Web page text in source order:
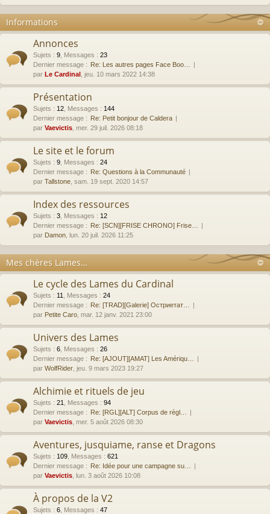
Informations
Annonces
Sujets : 9 Messages : 23
Dernier message : Re: Les autres pages Face Boo…
par Le Cardinal , jeu. 10 mars 2022 14:38
Présentation
Sujets : 12 Messages : 144
Dernier message : Re: Petit bonjour de Caldera
par Vaevictis , mer. 29 juil. 2026 08:18
Le site et le forum
Sujets : 9 Messages : 24
Dernier message : Re: Questions à la Communauté
par Tallstone , sam. 19 sept. 2020 14:57
Index des ressources
Sujets : 3 Messages : 12
Dernier message : Re: [SCN][FRISE CHRONO] Frise…
par Damon , lun. 20 juil. 2026 11:25
Mes chères Lames…
Le cycle des Lames du Cardinal
Sujets : 11 Messages : 24
Dernier message : Re: [TRAD][Galerie] Остриетат…
par Petite Caro , mar. 12 janv. 2021 23:00
Univers des Lames
Sujets : 6 Messages : 26
Dernier message : Re: [AJOUT][AMAT] Les Amériqu…
par WolfRider , jeu. 9 mars 2023 19:27
Alchimie et rituels de jeu
Sujets : 21 Messages : 94
Dernier message : Re: [RGL][ALT] Corpus de règl…
par Vaevictis , mer. 5 août 2026 08:30
Aventures, jusquiame, ranse et Dragons
Sujets : 109 Messages : 621
Dernier message : Re: Idée pour une campagne su…
par Vaevictis , lun. 3 août 2026 10:08
À propos de la V2
Sujets : 6 Messages : 47